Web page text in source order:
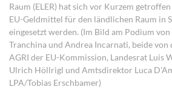
Raum (ELER) hat sich vor Kurzem
EU-Geldmittel für den ländlichen Raum in
eingesetzt werden. (Im Bild am Podium
Tranchina und Andrea Incarnati, beide
AGRI der EU-Kommission, Landesrat Luis
Ulrich Höllrigl und Amtsdirektor Luca
LPA/Tobias Erschbamer)